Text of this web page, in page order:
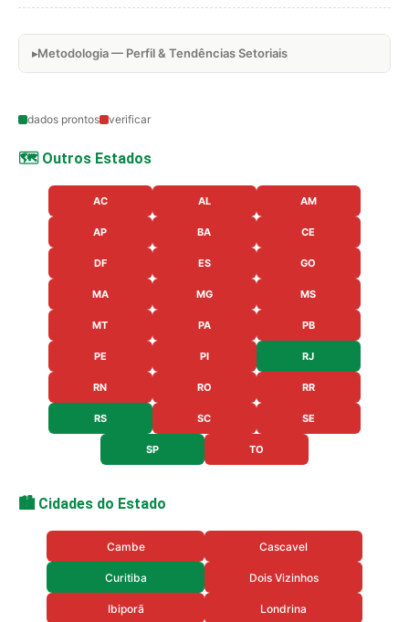
Metodologia — Perfil & Tendências Setoriais
dados prontos verificar
🗺️ Outros Estados
AC AL AM
AP BA CE
DF ES GO
MA MG MS
MT PA PB
PE PI RJ
RN RO RR
RS SC SE
SP TO
🏙️ Cidades do Estado
Cambe Cascavel
Curitiba Dois Vizinhos
Ibiporã Londrina